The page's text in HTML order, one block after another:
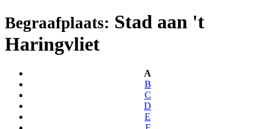
Begraafplaats: Stad aan 't
Haringvliet
A
B
C
D
E